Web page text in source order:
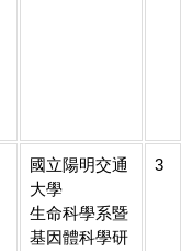
國立陽明交通
大學
生命科學系暨
基因體科學研
3